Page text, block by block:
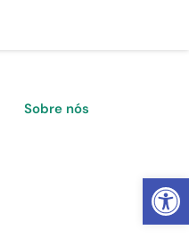
Abrir
Sobre nós